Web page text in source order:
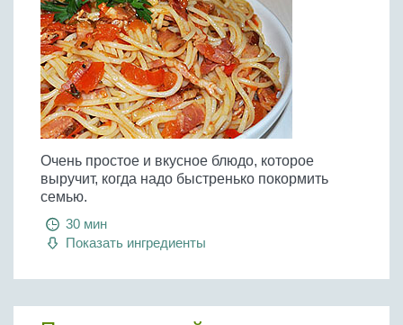
Очень простое и вкусное блюдо, которое
выручит, когда надо быстренько покормить
семью.
30 мин
Показать ингредиенты